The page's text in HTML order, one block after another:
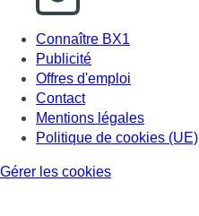
Connaître BX1
Publicité
Offres d'emploi
Contact
Mentions légales
Politique de cookies (UE)
Gérer les cookies